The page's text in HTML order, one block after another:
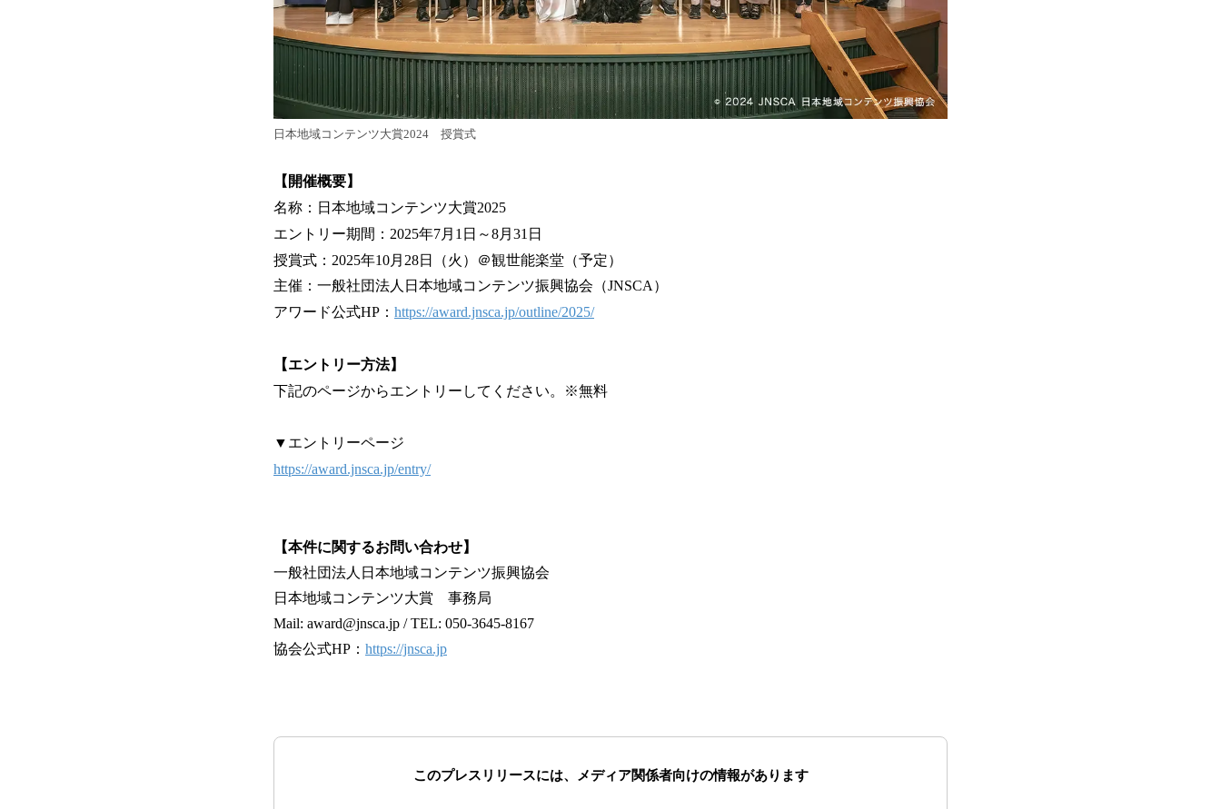
日本地域コンテンツ大賞2024 授賞式
【開催概要】
名称：日本地域コンテンツ大賞2025
エントリー期間：2025年7月1日～8月31日
授賞式：2025年10月28日（火）＠観世能楽堂（予定）
主催：一般社団法人日本地域コンテンツ振興協会（JNSCA）
アワード公式HP： https://award.jnsca.jp/outline/2025/
【エントリー方法】
下記のページからエントリーしてください。※無料
▼エントリーページ
https://award.jnsca.jp/entry/
【本件に関するお問い合わせ】
一般社団法人日本地域コンテンツ振興協会
日本地域コンテンツ大賞 事務局
Mail: award@jnsca.jp / TEL: 050-3645-8167
協会公式HP： https://jnsca.jp
このプレスリリースには、 メディア関係者向けの情報があります